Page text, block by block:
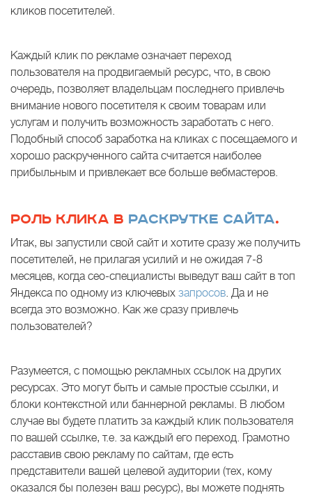
кликов посетителей.
Каждый клик по рекламе означает переход
пользователя на продвигаемый ресурс, что, в свою
очередь, позволяет владельцам последнего привлечь
внимание нового посетителя к своим товарам или
услугам и получить возможность заработать с него.
Подобный способ заработка на кликах с посещаемого и
хорошо раскрученного сайта считается наиболее
прибыльным и привлекает все больше вебмастеров.
РОЛЬ КЛИКА В РАСКРУТКЕ САЙТА.
Итак, вы запустили свой сайт и хотите сразу же получить
посетителей, не прилагая усилий и не ожидая 7-8
месяцев, когда сео-специалисты выведут ваш сайт в топ
Яндекса по одному из ключевых запросов. Да и не
всегда это возможно. Как же сразу привлечь
пользователей?
Разумеется, с помощью рекламных ссылок на других
ресурсах. Это могут быть и самые простые ссылки, и
блоки контекстной или баннерной рекламы. В любом
случае вы будете платить за каждый клик пользователя
по вашей ссылке, т.е. за каждый его переход. Грамотно
расставив свою рекламу по сайтам, где есть
представители вашей целевой аудитории (тех, кому
оказался бы полезен ваш ресурс), вы можете поднять